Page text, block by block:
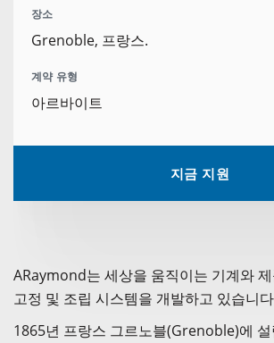
장소
Grenoble, 프랑스.
계약 유형
아르바이트
지금 지원
ARaymond는 세상을 움직이는 기계와
고정 및 조립 시스템을 개발하고 있습니
1865년 프랑스 그르노블(Grenoble)에